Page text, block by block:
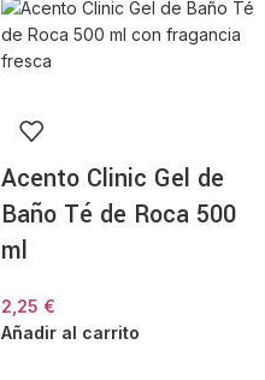
Acento Clinic Gel de
Baño Té de Roca 500
ml
2,25 €
Añadir al carrito